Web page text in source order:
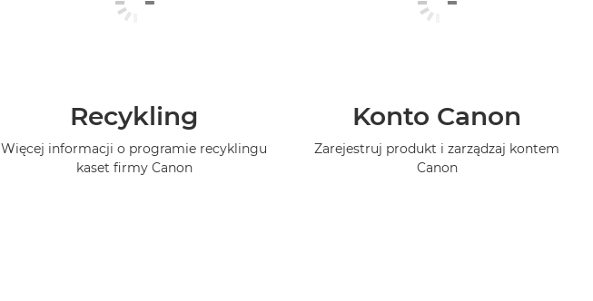
Recykling
Więcej informacji o programie recyklingu
kaset firmy Canon
Konto Canon
Zarejestruj produkt i zarządzaj kontem
Canon